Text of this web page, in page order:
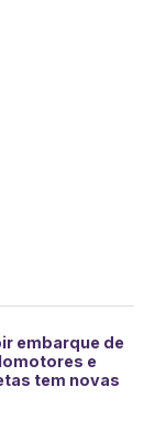
embarque de
e
tem novas